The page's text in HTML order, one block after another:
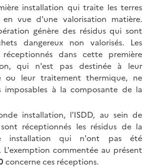
installation qui traite les terres
en vue d'une valorisation matière.
génère des résidus qui sont
dangereux non valorisés. Les
réceptionnés dans cette première
qui n'est pas destinée à leur
ou leur traitement thermique, ne
imposables à la composante de la
installation, l'ISDD, au sein de
réceptionnés les résidus de la
installation qui n'ont pas été
L'exemption commentée au présent
concerne ces réceptions.